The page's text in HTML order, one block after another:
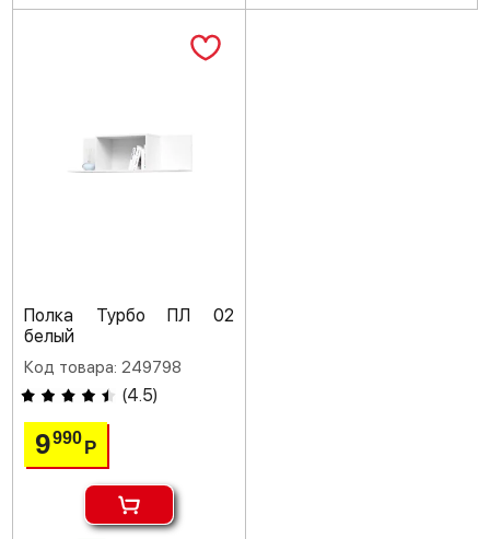
Полка Турбо ПЛ 02
белый
Код товара: 249798
(4.5)
9990Р